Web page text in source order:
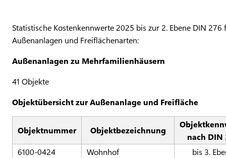
Statistische Kostenkennwerte 2025 bis zur 2. Ebene DIN 276
Außenanlagen und Freiflächenarten:
Außenanlagen zu Mehrfamilienhäusern
41 Objekte
Objektübersicht zur Außenanlage und Freifläche
Objektnummer Objektbezeichnung
nach DIN
6100-0424
Wohnhof
bis 3.